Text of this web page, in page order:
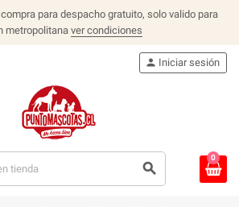
para despacho gratuito, solo valido para
metropolitana ver condiciones
search
person Iniciar sesión
0